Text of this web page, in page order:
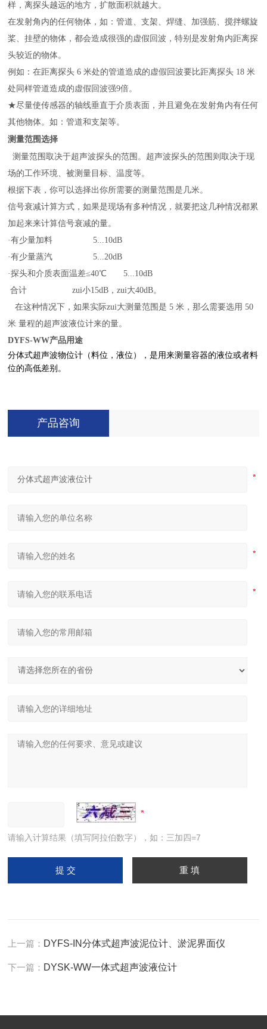
样，离探头越远的地方，扩散面积就越大。
在发射角内的任何物体，如：管道、支架、焊缝、加强筋、搅拌螺旋
桨、挂壁的物体，都会造成很强的虚假回波，特别是发射角内距离探
头较近的物体。
例如：在距离探头 6 米处的管道造成的虚假回波要比距离探头 18 米
处同样管道造成的虚假回波强9倍。
★尽量使传感器的轴线垂直于介质表面，并且避免在发射角内有任何
其他物体。如：管道和支架等。
测量范围选择
测量范围取决于超声波探头的范围。超声波探头的范围则取决于现
场的工作环境、被测量目标、温度等。
根据下表，你可以选择出你所需要的测量范围是几米。
信号衰减计算方式，如果是现场有多种情况，就要把这几种情况都累
加起来来计算信号衰减的量。
·有少量加料 5...10dB
·有少量蒸汽 5...20dB
·探头和介质表面温差≤40℃ 5...10dB
合计 zui小15dB，zui大40dB。
在这种情况下，如果实际zui大测量范围是 5 米，那么需要选用 50
米 量程的超声波液位计来的量。
DYFS-WW产品用途
分体式超声波物位计（料位，液位），是用来测量容器的液位或者料
位的高低差别。
产品咨询
请输入计算结果（填写阿拉伯数字），如：三加四=7
上一篇： DYFS-IN分体式超声波泥位计、淤泥界面仪
下一篇： DYSK-WW一体式超声波液位计